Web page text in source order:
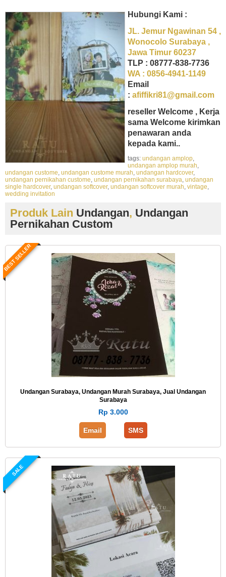
Hubungi Kami :
JL. Jemur Ngawinan 54 ,
Wonocolo Surabaya ,
Jawa Timur 60237
TLP : 08777-838-7736
WA : 0856-4941-1149
Email
: afiffikri81@gmail.com
reseller Welcome , Kerja
sama Welcome kirimkan
penawaran anda
kepada kami..
tags: undangan amplop,
undangan amplop murah,
undangan custome, undangan custome murah, undangan hardcover,
undangan pernikahan custome, undangan pernikahan surabaya, undangan
single hardcover, undangan softcover, undangan softcover murah, vintage,
wedding invitation
Produk Lain Undangan, Undangan
Pernikahan Custom
BEST SELLER
Undangan Surabaya, Undangan Murah Surabaya, Jual Undangan
Surabaya
Rp 3.000
Email SMS
SALE